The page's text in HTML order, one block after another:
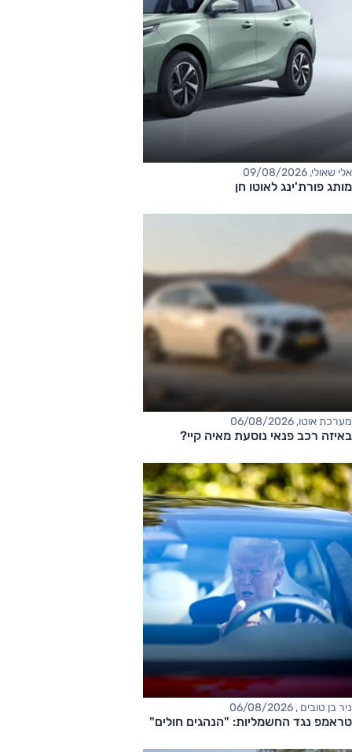
אלי שאולי, 09/08/2026
מותג פורת'ינג לאוטו חן
מערכת אוטו, 06/08/2026
באיזה רכב פנאי נוסעת מאיה קיי?
ניר בן טובים , 06/08/2026
טראמפ נגד החשמליות: "הנהגים חולים"